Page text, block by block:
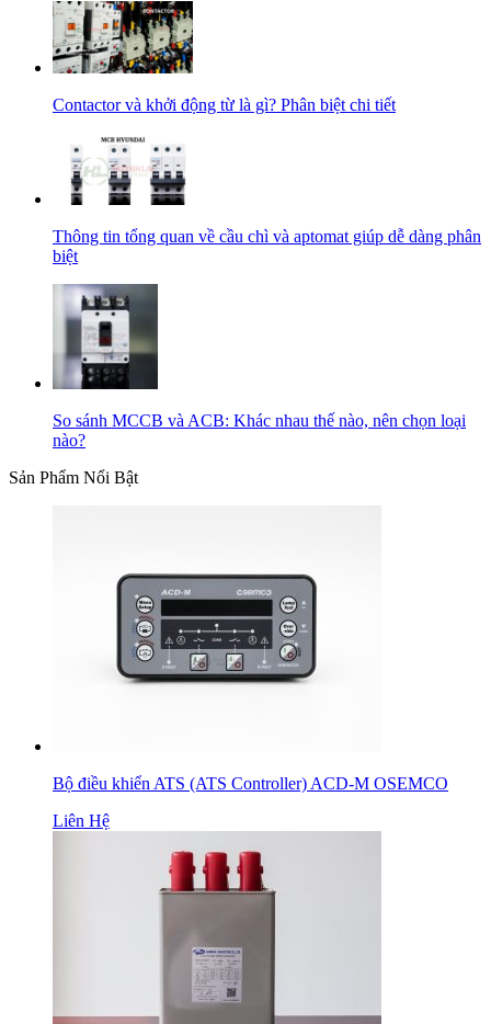
Contactor và khởi động từ là gì? Phân biệt chi tiết
Thông tin tổng quan về cầu chì và aptomat giúp dễ dàng phân
biệt
So sánh MCCB và ACB: Khác nhau thế nào, nên chọn loại
nào?
Sản Phẩm Nổi Bật
Bộ điều khiển ATS (ATS Controller) ACD-M OSEMCO
Liên Hệ